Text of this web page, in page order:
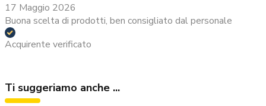
17 Maggio 2026
Buona scelta di prodotti, ben consigliato dal personale
Acquirente verificato
Ti suggeriamo anche ...